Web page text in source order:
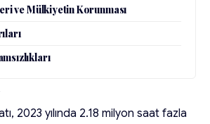
ve Mülkiyetin Korunması
2023 yılında 2.18 milyon saat fazla